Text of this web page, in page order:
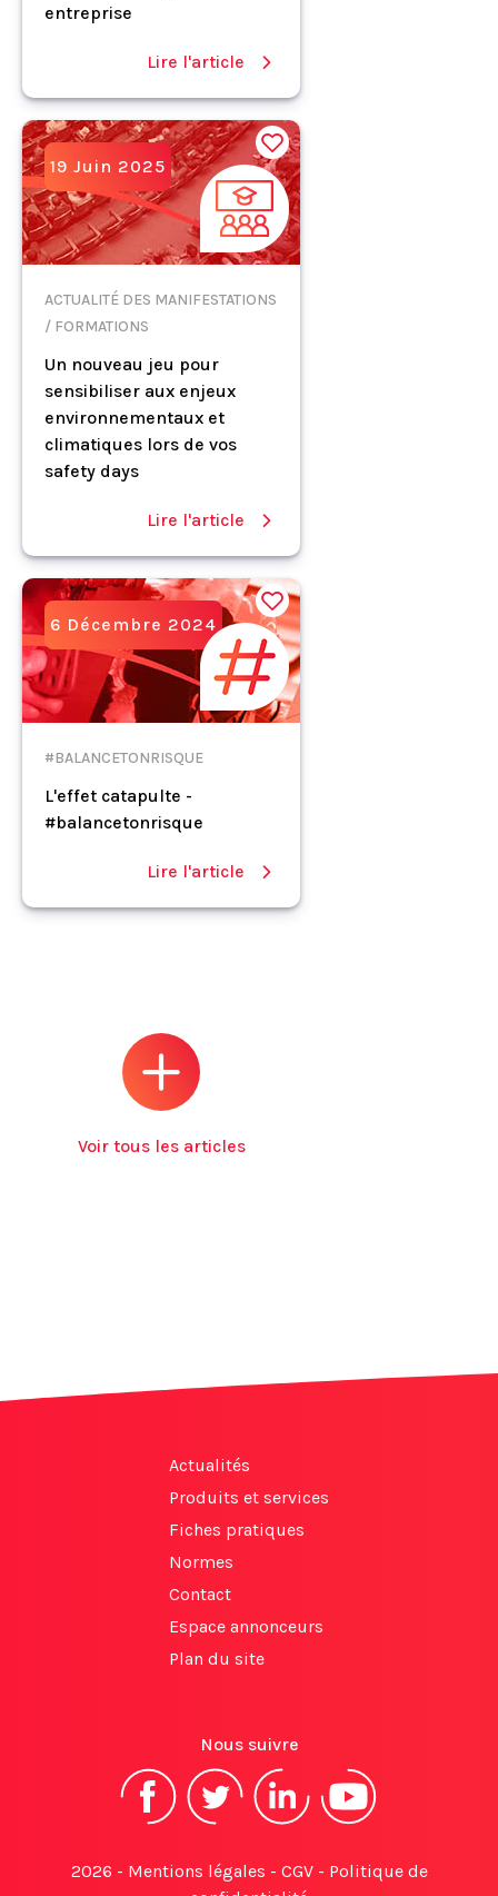
entreprise
Lire l'article
19 Juin 2025
ACTUALITÉ DES MANIFESTATIONS
/ FORMATIONS
Un nouveau jeu pour
sensibiliser aux enjeux
environnementaux et
climatiques lors de vos
safety days
Lire l'article
6 Décembre 2024
#BALANCETONRISQUE
L'effet catapulte -
#balancetonrisque
Lire l'article
Voir tous les articles
Actualités
Produits et services
Fiches pratiques
Normes
Contact
Espace annonceurs
Plan du site
Nous suivre
2026 - Mentions légales - CGV- Politique de